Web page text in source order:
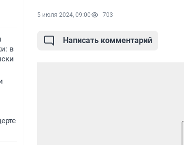
в
5 июля 2024, 09:00 703
Написать комментарий